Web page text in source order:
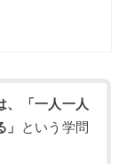
、「一人一人
という学問